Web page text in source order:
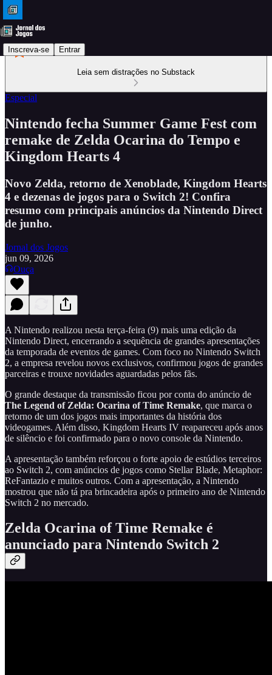
Inscreva-se Entrar
Leia sem distrações no Substack
Especial
Nintendo fecha Summer Game Fest com
remake de Zelda Ocarina do Tempo e
Kingdom Hearts 4
Novo Zelda, retorno de Xenoblade, Kingdom Hearts
4 e dezenas de jogos para o Switch 2! Confira
resumo com principais anúncios da Nintendo Direct
de junho.
Jornal dos Jogos
jun 09, 2026
Ouça
A Nintendo realizou nesta terça-feira (9) mais uma edição da
Nintendo Direct, encerrando a sequência de grandes apresentações
da temporada de eventos de games. Com foco no Nintendo Switch
2, a empresa revelou novos exclusivos, confirmou jogos de grandes
parceiras e trouxe novidades aguardadas pelos fãs.
O grande destaque da transmissão ficou por conta do anúncio de
The Legend of Zelda: Ocarina of Time Remake, que marca o
retorno de um dos jogos mais importantes da história dos
videogames. Além disso, Kingdom Hearts IV reapareceu após anos
de silêncio e foi confirmado para o novo console da Nintendo.
A apresentação também reforçou o forte apoio de estúdios terceiros
ao Switch 2, com anúncios de jogos como Stellar Blade, Metaphor:
ReFantazio e muitos outros. Com a apresentação, a Nintendo
mostrou que não tá pra brincadeira após o primeiro ano de Nintendo
Switch 2 no mercado.
Zelda Ocarina of Time Remake é
anunciado para Nintendo Switch 2